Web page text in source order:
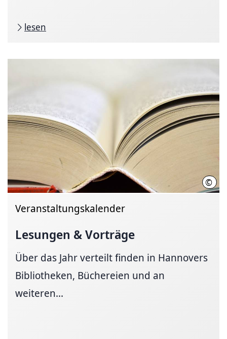
lesen
©
Veranstaltungskalender
Lesungen & Vorträge
Über das Jahr verteilt finden in Hannovers
Bibliotheken, Büchereien und an
weiteren...